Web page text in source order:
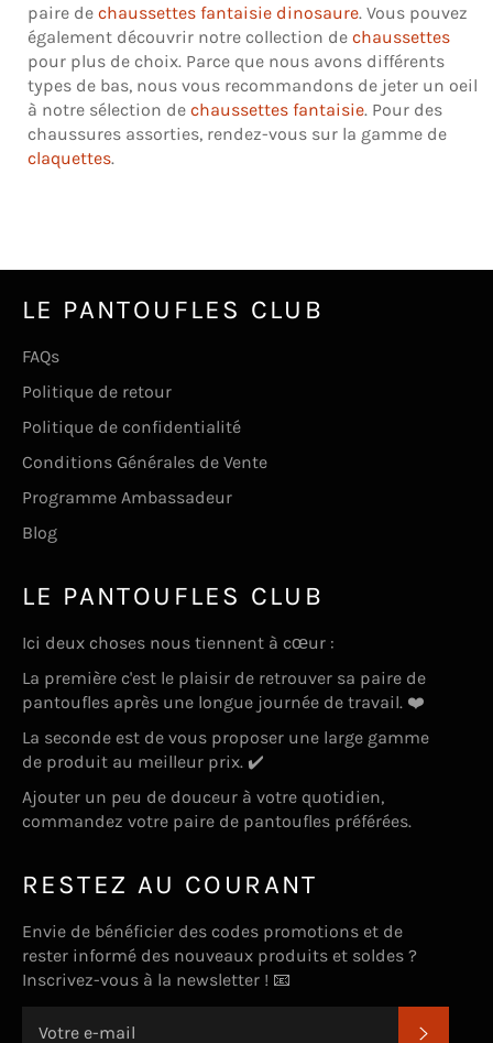
paire de chaussettes fantaisie dinosaure. Vous pouvez
également découvrir notre collection de chaussettes
pour plus de choix. Parce que nous avons différents
types de bas, nous vous recommandons de jeter un oeil
à notre sélection de chaussettes fantaisie. Pour des
chaussures assorties, rendez-vous sur la gamme de
claquettes.
LE PANTOUFLES CLUB
FAQs
Politique de retour
Politique de confidentialité
Conditions Générales de Vente
Programme Ambassadeur
Blog
LE PANTOUFLES CLUB
Ici deux choses nous tiennent à cœur :
La première c'est le plaisir de retrouver sa paire de
pantoufles après une longue journée de travail. ❤️
La seconde est de vous proposer une large gamme
de produit au meilleur prix. ✔️
Ajouter un peu de douceur à votre quotidien,
commandez votre paire de pantoufles préférées.
RESTEZ AU COURANT
Envie de bénéficier des codes promotions et de
rester informé des nouveaux produits et soldes ?
Inscrivez-vous à la newsletter ! 📧